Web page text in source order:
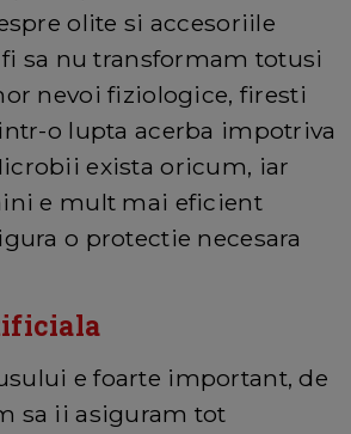
olite si accesoriile
sa nu transformam totusi
nevoi fiziologice, firesti
o lupta acerba impotriva
exista oricum, iar
e mult mai eficient
o protectie necesara
e foarte important, de
sa ii asiguram tot